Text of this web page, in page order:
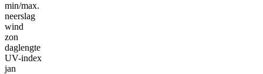
min/max.
neerslag
wind
zon
daglengte
UV-index
jan